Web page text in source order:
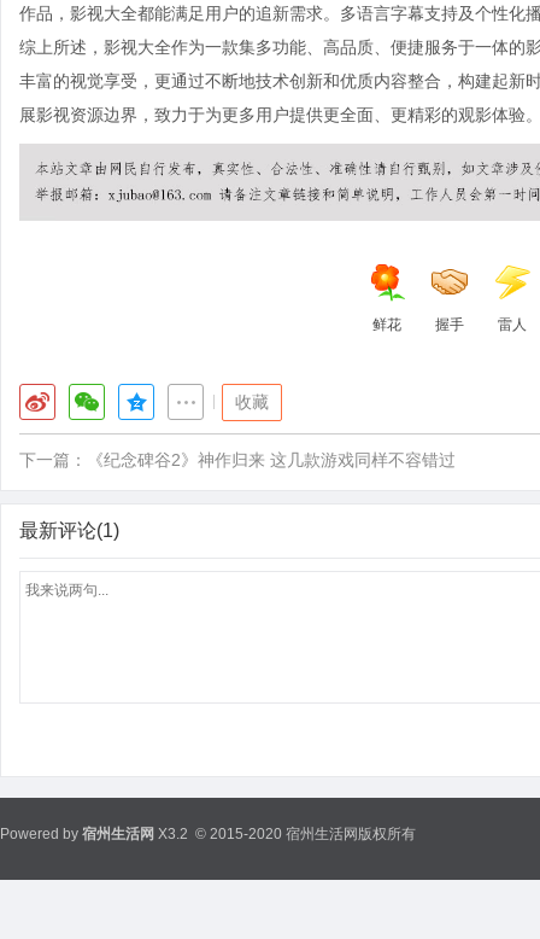
作品，影视大全都能满足用户的追新需求。多语言字幕支持及个性化
综上所述，影视大全作为一款集多功能、高品质、便捷服务于一体的
丰富的视觉享受，更通过不断地技术创新和优质内容整合，构建起新
展影视资源边界，致力于为更多用户提供更全面、更精彩的观影体验
鲜花 握手 雷人
收藏
下一篇： 《纪念碑谷2》神作归来 这几款游戏同样不容错过
最新评论(1)
Powered by 宿州生活网 X3.2 © 2015-2020 宿州生活网版权所有